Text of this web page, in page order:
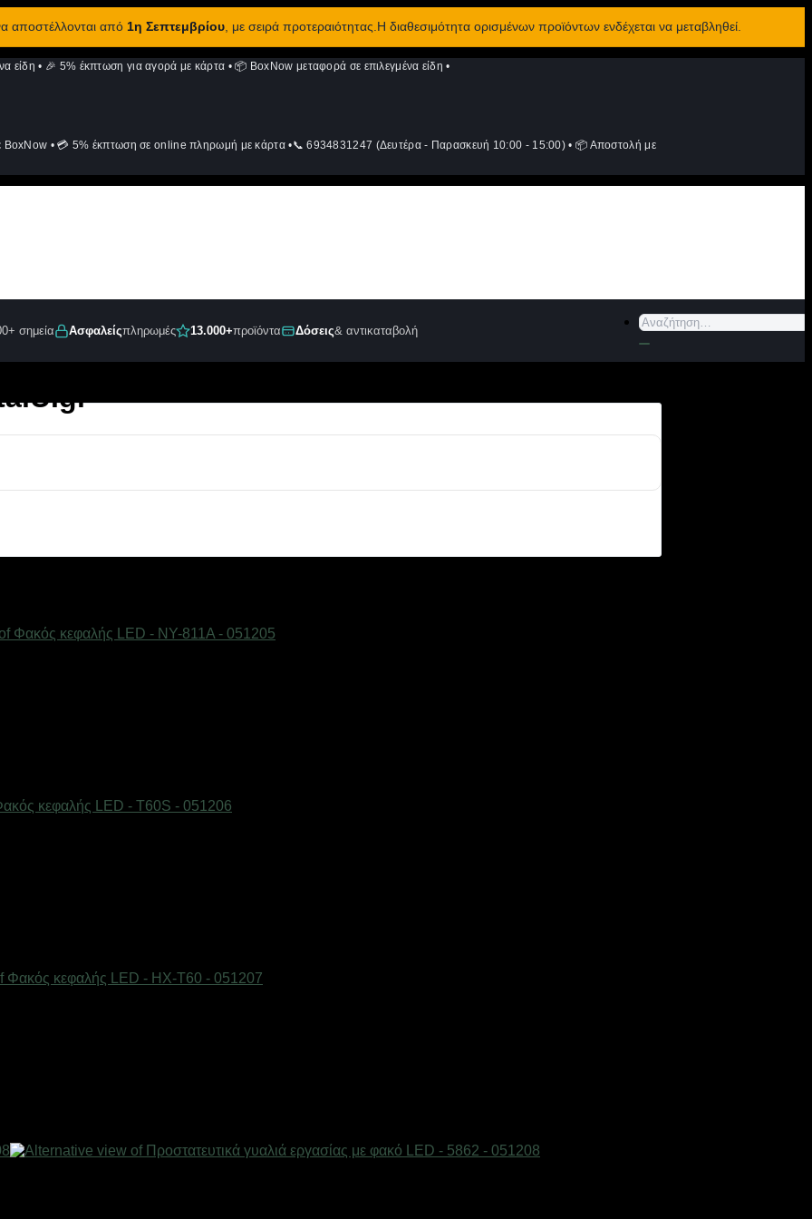
αποστέλλονται από 1η Σεπτεμβρίου, με σειρά προτεραιότητας.Η διαθεσιμότητα ορισμένων προϊόντων ενδέχεται να μεταβληθεί.
είδη • 🎉 5% έκπτωση για αγορά με κάρτα • 📦 BoxNow μεταφορά σε επιλεγμένα είδη •
BoxNow • 💳 5% έκπτωση σε online πληρωμή με κάρτα •📞 6934831247 (Δευτέρα - Παρασκευή 10:00 - 15:00) • 📦 Αποστολή με
σημεία Ασφαλείςπληρωμές 13.000+προϊόντα Δόσεις& αντικαταβολή
Αναζήτηση